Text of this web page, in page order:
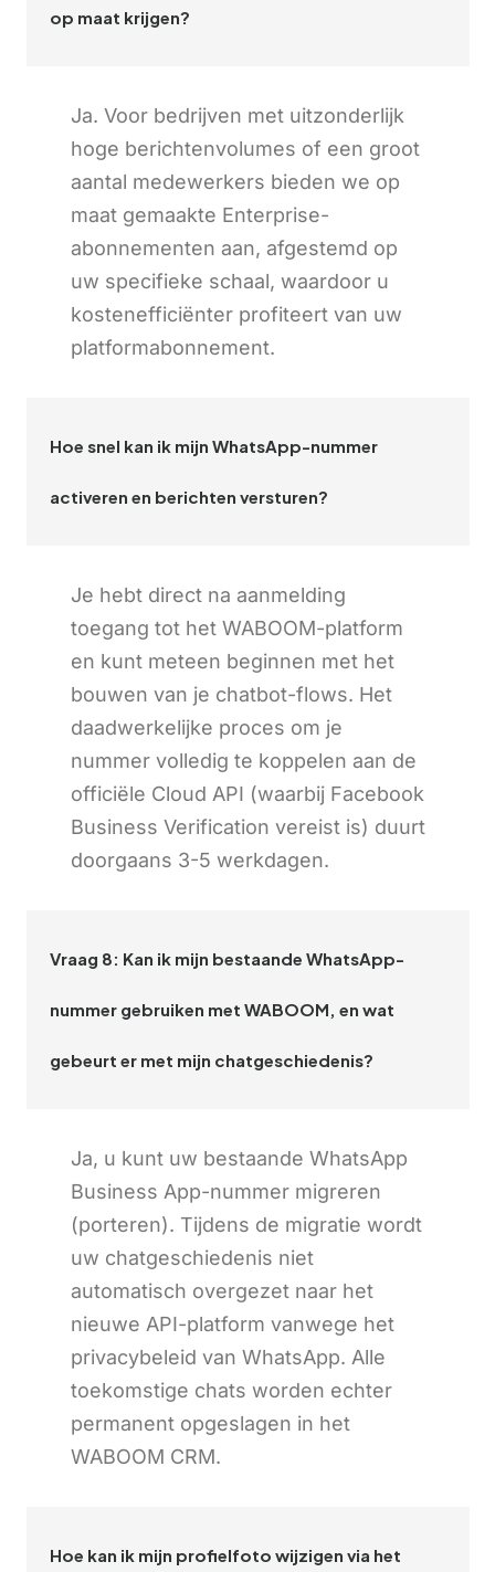
op maat krijgen?
Ja. Voor bedrijven met uitzonderlijk
hoge berichtenvolumes of een groot
aantal medewerkers bieden we op
maat gemaakte Enterprise-
abonnementen aan, afgestemd op
uw specifieke schaal, waardoor u
kostenefficiënter profiteert van uw
platformabonnement.
Hoe snel kan ik mijn WhatsApp-nummer
activeren en berichten versturen?
Je hebt direct na aanmelding
toegang tot het WABOOM-platform
en kunt meteen beginnen met het
bouwen van je chatbot-flows. Het
daadwerkelijke proces om je
nummer volledig te koppelen aan de
officiële Cloud API (waarbij Facebook
Business Verification vereist is) duurt
doorgaans 3-5 werkdagen.
Vraag 8: Kan ik mijn bestaande WhatsApp-
nummer gebruiken met WABOOM, en wat
gebeurt er met mijn chatgeschiedenis?
Ja, u kunt uw bestaande WhatsApp
Business App-nummer migreren
(porteren). Tijdens de migratie wordt
uw chatgeschiedenis niet
automatisch overgezet naar het
nieuwe API-platform vanwege het
privacybeleid van WhatsApp. Alle
toekomstige chats worden echter
permanent opgeslagen in het
WABOOM CRM.
Hoe kan ik mijn profielfoto wijzigen via het